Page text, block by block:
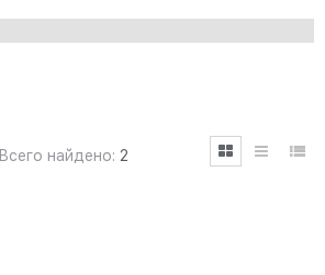
Всего найдено: 2